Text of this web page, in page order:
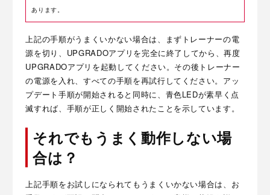
あります。
上記の手順がうまくいかない場合は、まずトレーナーの電
源を切り、UPGRADOアプリを完全に終了してから、再度
UPGRADOアプリを起動してください。その後トレーナー
の電源を入れ、すべての手順を再試行してください。アッ
プデート手順が開始されると同時に、青色LEDが素早く点
滅すれば、手順が正しく開始されたことを示しています。
それでもうまく動作しない場
合は？
上記手順をお試しになられてもうまくいかない場合は、お